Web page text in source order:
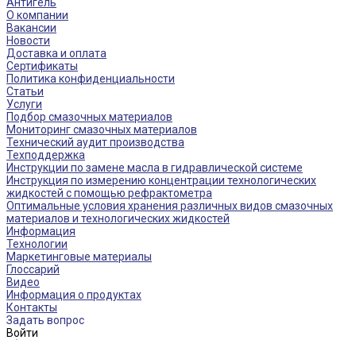
О компании
Вакансии
Новости
Доставка и оплата
Сертификаты
Политика конфиденциальности
Статьи
Услуги
Подбор смазочных материалов
Мониторинг смазочных материалов
Технический аудит производства
Техподдержка
Инструкции по замене масла в гидравлической системе
Инструкция по измерению концентрации технологических
жидкостей с помощью рефрактометра
Оптимальные условия хранения различных видов смазочных
материалов и технологических жидкостей
Информация
Технологии
Маркетинговые материалы
Глоссарий
Видео
Информация о продуктах
Контакты
Задать вопрос
Войти